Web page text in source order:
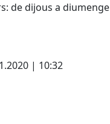
de dijous a diumenge
| 10:32